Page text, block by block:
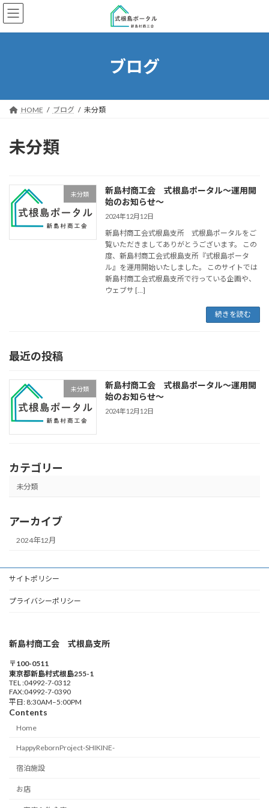
コ
ン
ッ
ナ
ビ
移
ブログ
HOME ブログ 未分類
未分類
未分類
新島村商工会 式根島ポータル～運用開
始のお知らせ～
2024年12月12日
新島村商工会式根島支所 式根島ポータルをご
覧いただきましてありがとうございます。 この
度、新島村商工会式根島支所『式根島ポータ
ル』を運用開始いたしました。 このサイトでは
新島村商工会式根島支所で行っている企画や、
ウェブサ […]
続きを読む
最近の投稿
未分類
新島村商工会 式根島ポータル～運用開
始のお知らせ～
2024年12月12日
カテゴリー
未分類
アーカイブ
2024年12月
サイトポリシー
プライバシーポリシー
新島村商工会 式根島支所
〒100-0511
東京都新島村式根島255-1
TEL :04992-7-0312
FAX:04992-7-0390
平日: 8:30AM–5:00PM
Contents
Home
HappyRebornProject-SHIKINE-
宿泊施設
お店